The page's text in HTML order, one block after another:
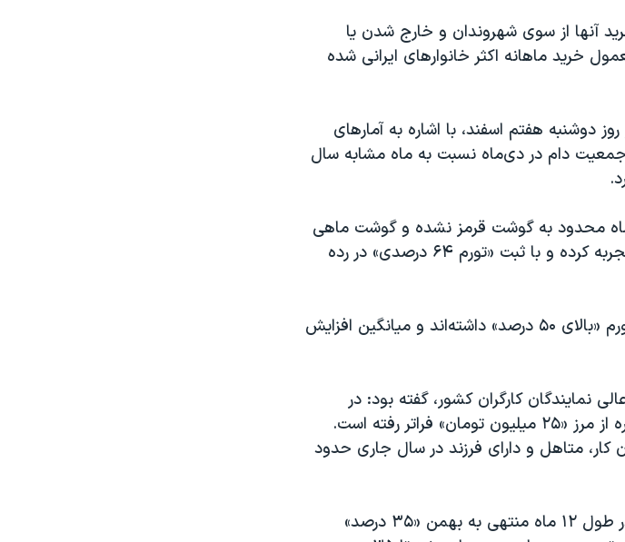
آنها از سوی شهروندان و خارج شدن یا
خرید ماهانه اکثر خانوارهای ایرانی شده
دوشنبه هفتم اسفند، با اشاره به آمارهای
بر «کاهش ۱۸ درصدی» جمعیت دام در دی‌ماه نسبت به ماه مشابه سال
محدود به گوشت قرمز نشده و گوشت ماهی‌
و صدف‌داران نیز رشد قیمت قابل‌توجهی را تجربه کرده و با ثبت «تورم ۶۴ درصدی» در رده
همزمان «میوه و خشکبار» نیز در بهمن‌ماه تورم «بالای ۵۰ درصد» داشته‌اند و میانگین افزایش
نمایندگان کارگران کشور، گفته بود: در
شرایط فعلی، خط فقر برای یک خانواده ۴ نفره از مرز «۲۵ میلیون تومان» فراتر رفته است.
متاهل و دارای فرزند در سال جاری حدود
دو گروه «شیرینی‌ها و شیر، پنیر و تخم» نیز در طول ۱۲ ماه منتهی به بهمن «۳۵ درصد»